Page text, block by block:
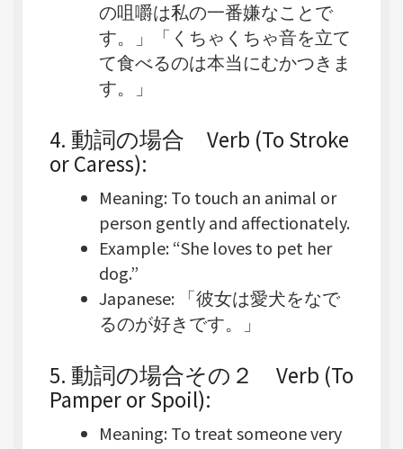
の咀嚼は私の一番嫌なことで
す。」「くちゃくちゃ音を立て
て食べるのは本当にむかつきま
す。」
4. 動詞の場合 Verb (To Stroke
or Caress):
Meaning: To touch an animal or
person gently and affectionately.
Example: “She loves to pet her
dog.”
Japanese: 「彼女は愛犬をなで
るのが好きです。」
5. 動詞の場合その２ Verb (To
Pamper or Spoil):
Meaning: To treat someone very